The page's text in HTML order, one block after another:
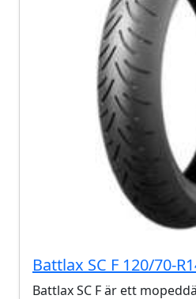
Battlax SC F 120/70-
Battlax SC F är ett